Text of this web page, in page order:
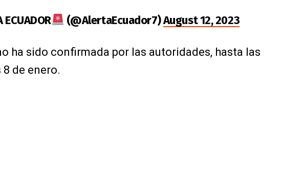
ECUADOR (@AlertaEcuador7)August 12, 2023
ha sido confirmada por las autoridades, hasta las
8 de enero.